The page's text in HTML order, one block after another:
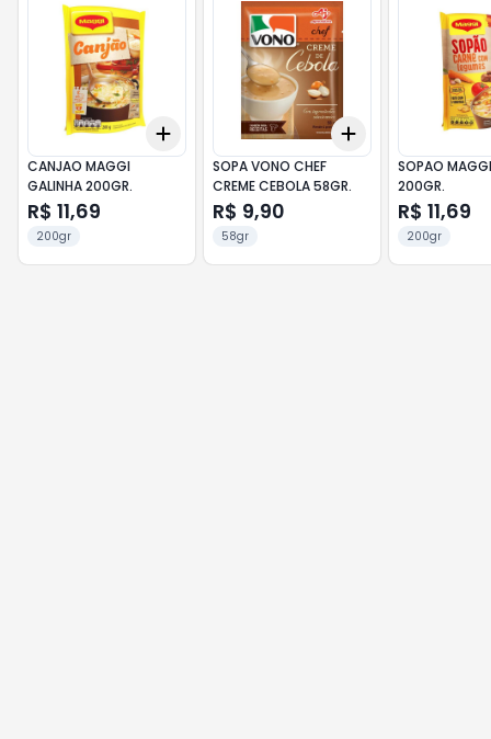
+10
Add
CANJAO MAGGI
GALINHA 200GR.
R$ 11,69
200gr
+10
Add
SOPA VONO CHEF
CREME CEBOLA 58GR.
R$ 9,90
58gr
SOPAO
200GR.
R$ 11,69
200gr